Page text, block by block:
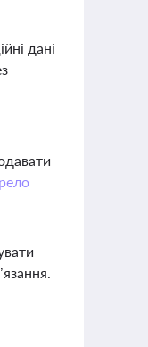
дані